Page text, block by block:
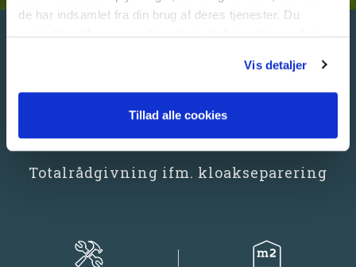
de har indsamlet fra din brug af deres tjenester. Du
samtykker til vores cookies, hvis du fortsætter med at
Vis detaljer
Tillad alle cookies
ARBEJDERNES
BOLIGFORENING AFD. 6 OG
7, KLOAKSEPARERING
Totalrådgivning ifm. kloakseparering